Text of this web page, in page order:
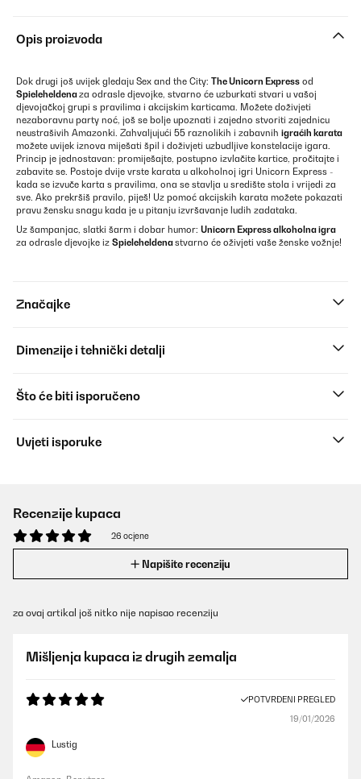
Opis proizvoda
Dok drugi još uvijek gledaju Sex and the City: The Unicorn Express od
Spieleheldenaza odrasle djevojke, stvarno će uzburkati stvari u vašoj
djevojačkoj grupi s pravilima i akcijskim karticama. Možete doživjeti
nezaboravnu party noć, još se bolje upoznati i zajedno stvoriti zajednicu
neustrašivih Amazonki. Zahvaljujući 55 raznolikih i zabavnih igraćih karata
možete uvijek iznova miješati špil i doživjeti uzbudljive konstelacije igara.
Princip je jednostavan: promiješajte, postupno izvlačite kartice, pročitajte i
zabavite se. Postoje dvije vrste karata u alkoholnoj igri Unicorn Express -
kada se izvuče karta s pravilima, ona se stavlja u središte stola i vrijedi za
sve. Ako prekršiš pravilo, piješ! Uz pomoć akcijskih karata možete pokazati
pravu žensku snagu kada je u pitanju izvršavanje ludih zadataka.
Uz šampanjac, slatki šarm i dobar humor: Unicorn Express alkoholna igra
za odrasle djevojke iz Spieleheldenastvarno će oživjeti vaše ženske vožnje!
Značajke
Dimenzije i tehnički detalji
Što će biti isporučeno
Uvjeti isporuke
Recenzije kupaca
26 ocjene
Napišite recenziju
za ovaj artikal još nitko nije napisao recenziju
Mišljenja kupaca iz drugih zemalja
POTVRĐENI PREGLED
19/01/2026
Lustig